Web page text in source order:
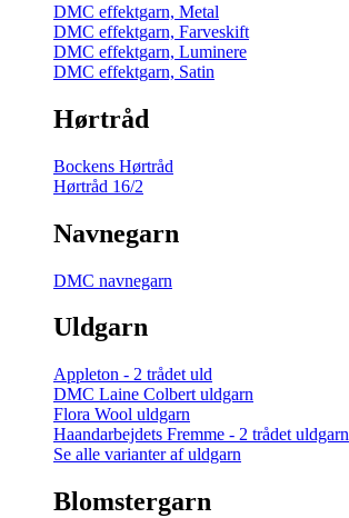
DMC effektgarn, Metal
DMC effektgarn, Farveskift
DMC effektgarn, Luminere
DMC effektgarn, Satin
Hørtråd
Bockens Hørtråd
Hørtråd 16/2
Navnegarn
DMC navnegarn
Uldgarn
Appleton - 2 trådet uld
DMC Laine Colbert uldgarn
Flora Wool uldgarn
Haandarbejdets Fremme - 2 trådet uldgarn
Se alle varianter af uldgarn
Blomstergarn